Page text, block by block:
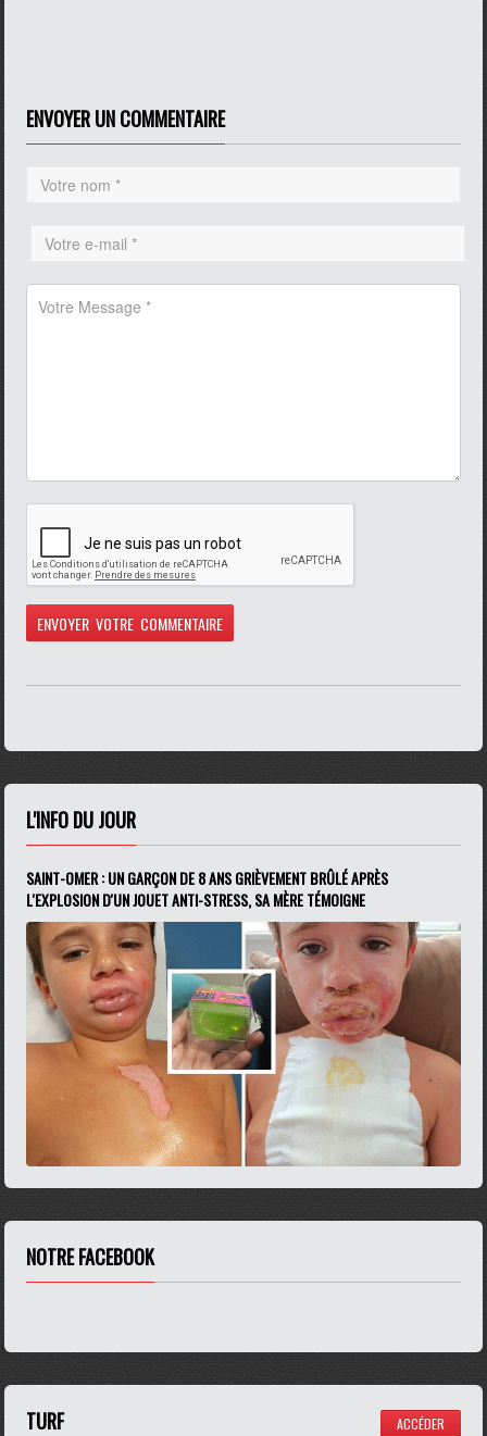
ENVOYER UN COMMENTAIRE
L'INFO DU JOUR
SAINT-OMER : UN GARÇON DE 8 ANS GRIÈVEMENT BRÛLÉ APRÈS
L'EXPLOSION D'UN JOUET ANTI-STRESS, SA MÈRE TÉMOIGNE
NOTRE FACEBOOK
TURF ACCÉDER